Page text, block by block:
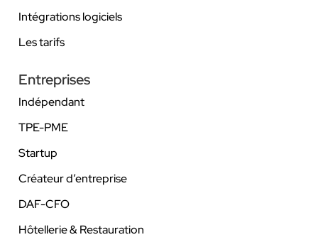
Intégrations logiciels
Les tarifs
Entreprises
Indépendant
TPE-PME
Startup
Créateur d’entreprise
DAF-CFO
Hôtellerie & Restauration